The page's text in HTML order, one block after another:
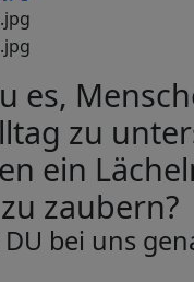
es,
zu
ein
zaubern?
bei uns